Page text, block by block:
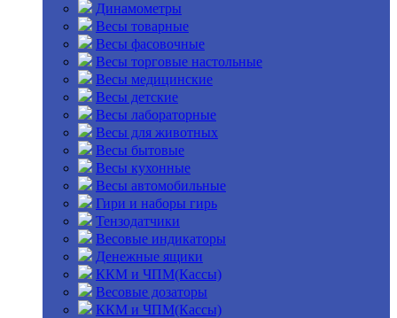
Динамометры
Весы товарные
Весы фасовочные
Весы торговые настольные
Весы медицинские
Весы детские
Весы лабораторные
Весы для животных
Весы бытовые
Весы кухонные
Весы автомобильные
Гири и наборы гирь
Тензодатчики
Весовые индикаторы
Денежные ящики
ККМ и ЧПМ(Кассы)
Весовые дозаторы
ККМ и ЧПМ(Кассы)